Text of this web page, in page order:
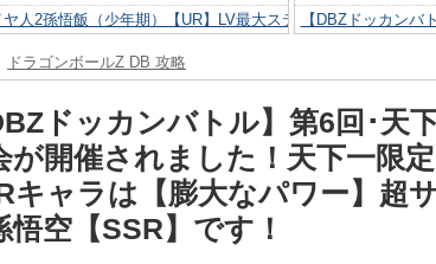
人2孫悟飯（少年期）【UR】LV最大ステータスまとめ！
人造人間18号【UR】LV最大ステータスまとめ！
リリン【UR】LV最大ステータスまとめ！
造人間16号【UR】LV最大ステータスまとめ！
【DBZドッカンバ
【DBZドッカンバ
【DBZドッカンバ
ドラゴンボールZ DB 攻略
ドッカンバトル】第6回･天
が開催されました！天下一限
キャラは【膨大なパワー】超
悟空【SSR】です！